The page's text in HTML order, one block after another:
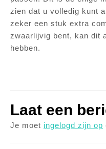
zien dat u volledig kunt
zeker een stuk extra
zwaarlijvig bent, kan dit
hebben.
Laat een
Je moet ingelogd zijn op